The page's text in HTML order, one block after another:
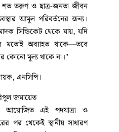
তরুণ ও ছাত্র-জনতা জীবন
আমূল পরিবর্তনের জন্য।
সিন্ডিকেট থেকে যায়, যদি
মতোই অব্যাহত থাকে—তবে
কোনো মূল্য থাকে না।"
এনসিপি।
জমায়েত
আয়োজিত এই পদযাত্রা ও
পর থেকেই স্থানীয় সাধারণ